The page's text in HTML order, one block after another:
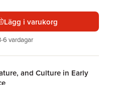
Lägg i varukorg
6 vardagar
and Culture in Early